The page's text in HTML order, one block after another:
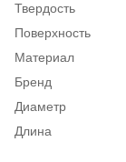
Твердость
Поверхность
Материал
Бренд
Диаметр
Длина